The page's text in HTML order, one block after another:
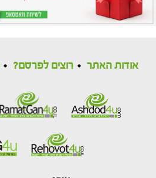
אודות האתר רוצים לפרסם?